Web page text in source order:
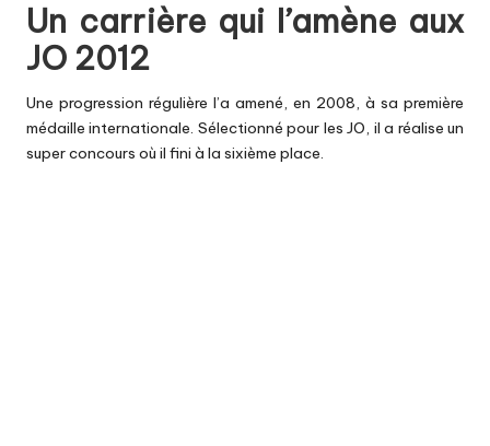
Un carrière qui l’amène aux
JO 2012
Une progression régulière l’a amené, en 2008, à sa première
médaille internationale. Sélectionné pour les JO, il a réalise un
super concours où il fini à la sixième place.